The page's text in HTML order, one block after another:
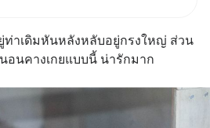
AI จีน ตั้งแต่โรงงานผลิตชิป
วามจำ โมเดล
าเดิมหันหลังหลับอยู่กรงใหญ่ ส่วน
อนคางเกยแบบนี้ น่ารักมาก